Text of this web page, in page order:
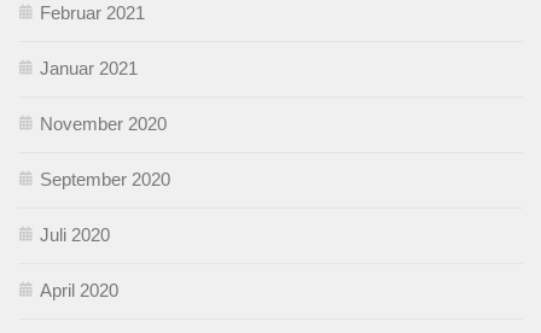
Februar 2021
Januar 2021
November 2020
September 2020
Juli 2020
April 2020